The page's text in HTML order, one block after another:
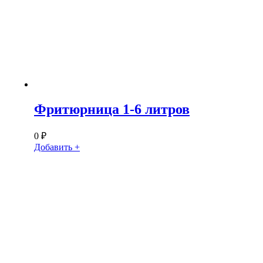
Фритюрница 1-6 литров
0 ₽
Добавить +